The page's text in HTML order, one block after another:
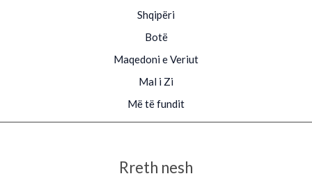
Shqipëri
Botë
Maqedoni e Veriut
Mal i Zi
Më të fundit
Rreth nesh